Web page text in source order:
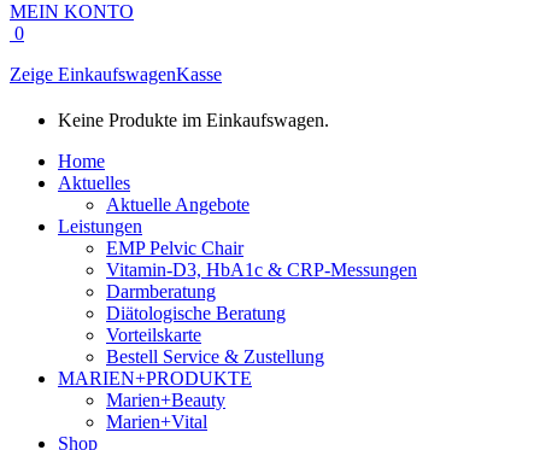
MEIN KONTO
0
Zeige EinkaufswagenKasse
Keine Produkte im Einkaufswagen.
Home
Aktuelles
Aktuelle Angebote
Leistungen
EMP Pelvic Chair
Vitamin-D3, HbA1c & CRP-Messungen
Darmberatung
Diätologische Beratung
Vorteilskarte
Bestell Service & Zustellung
MARIEN+PRODUKTE
Marien+Beauty
Marien+Vital
Shop